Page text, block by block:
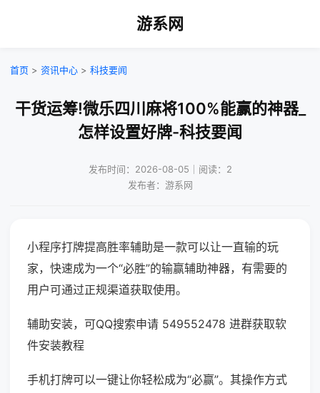
游系网
首页 > 资讯中心 > 科技要闻
干货运筹!微乐四川麻将100%能赢的神器_
怎样设置好牌-科技要闻
发布时间：2026-08-05｜阅读：2
发布者：游系网
小程序打牌提高胜率辅助是一款可以让一直输的玩
家，快速成为一个“必胜”的输赢辅助神器，有需要的
用户可通过正规渠道获取使用。
辅助安装，可QQ搜索申请 549552478 进群获取软
件安装教程
手机打牌可以一键让你轻松成为“必赢”。其操作方式